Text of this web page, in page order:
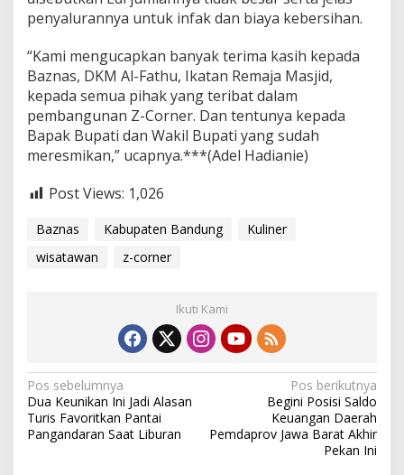
penyalurannya untuk infak dan biaya kebersihan.
“Kami mengucapkan banyak terima kasih kepada
Baznas, DKM Al-Fathu, Ikatan Remaja Masjid,
kepada semua pihak yang teribat dalam
pembangunan Z-Corner. Dan tentunya kepada
Bapak Bupati dan Wakil Bupati yang sudah
meresmikan,” ucapnya.***(Adel Hadianie)
Post Views: 1,026
Baznas Kabupaten Bandung
Kuliner
wisatawan
z-corner
Ikuti Kami
N
a
v
Pos sebelumnya
Dua Keunikan Ini Jadi Alasan
Turis Favoritkan Pantai
Pangandaran Saat Liburan
Pos berikutnya
Begini Posisi Saldo
Keuangan Daerah
Pemdaprov Jawa Barat Akhir
Pekan Ini